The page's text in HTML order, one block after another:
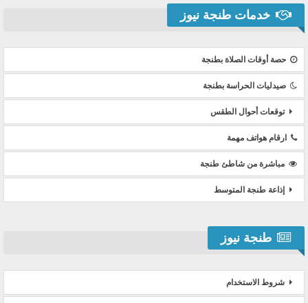
خدمات طنجة نيوز
حصة أوقات الصلاة بطنجة
صيدليات الحراسة بطنجة
توقعات أحوال الطقس
ارقام هواتف مهمة
مباشرة من شاطئ طنجة
إذاعة طنجة المتوسط
طنجة نيوز
شروط الاستخدام